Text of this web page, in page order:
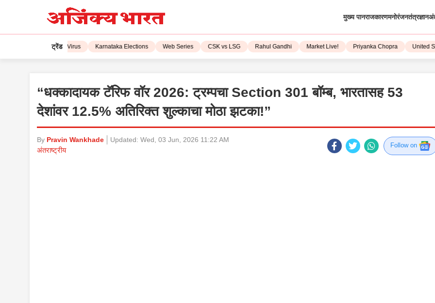
मुख्य पानराजकारणमनोरंजनतंत्रज्ञान
ट्रेंड
Corona Virus Karnataka Elections Web Series CSK vs LSG Rahul Gandhi Market Live! Priyanka Chopra United State
“धक्कादायक टॅरिफ वॉर 2026: ट्रम्पचा Section 301 बॉम्ब, भारतासह 53
देशांवर 12.5% अतिरिक्त शुल्काचा मोठा झटका!”
By Pravin Wankhade Updated: Wed, 03 Jun, 2026 11:22 AM
अंतराष्ट्रीय
Follow on